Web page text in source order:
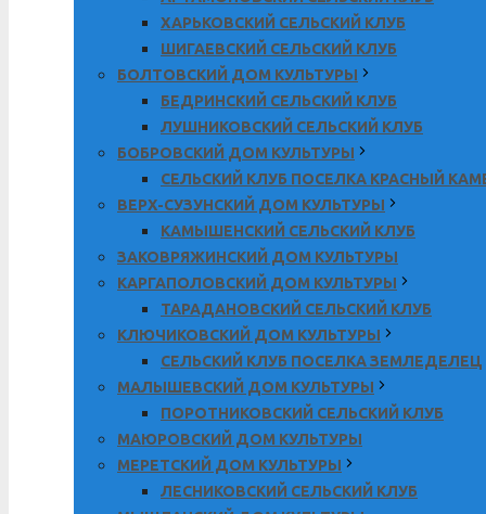
ХАРЬКОВСКИЙ СЕЛЬСКИЙ КЛУБ
ШИГАЕВСКИЙ СЕЛЬСКИЙ КЛУБ
БОЛТОВСКИЙ ДОМ КУЛЬТУРЫ
БЕДРИНСКИЙ СЕЛЬСКИЙ КЛУБ
ЛУШНИКОВСКИЙ СЕЛЬСКИЙ КЛУБ
БОБРОВСКИЙ ДОМ КУЛЬТУРЫ
СЕЛЬСКИЙ КЛУБ ПОСЕЛКА КРАСНЫЙ
ВЕРХ-СУЗУНСКИЙ ДОМ КУЛЬТУРЫ
КАМЫШЕНСКИЙ СЕЛЬСКИЙ КЛУБ
ЗАКОВРЯЖИНСКИЙ ДОМ КУЛЬТУРЫ
КАРГАПОЛОВСКИЙ ДОМ КУЛЬТУРЫ
ТАРАДАНОВСКИЙ СЕЛЬСКИЙ КЛУБ
КЛЮЧИКОВСКИЙ ДОМ КУЛЬТУРЫ
СЕЛЬСКИЙ КЛУБ ПОСЕЛКА ЗЕМЛЕДЕЛЕЦ
МАЛЫШЕВСКИЙ ДОМ КУЛЬТУРЫ
ПОРОТНИКОВСКИЙ СЕЛЬСКИЙ КЛУБ
МАЮРОВСКИЙ ДОМ КУЛЬТУРЫ
МЕРЕТСКИЙ ДОМ КУЛЬТУРЫ
ЛЕСНИКОВСКИЙ СЕЛЬСКИЙ КЛУБ